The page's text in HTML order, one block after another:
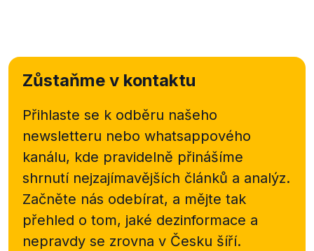
Zůstaňme v kontaktu
Přihlaste se k odběru našeho
newsletteru nebo whatsappového
kanálu, kde pravidelně přinášíme
shrnutí nejzajímavějších článků a analýz.
Začněte nás odebírat, a mějte tak
přehled o tom, jaké dezinformace a
nepravdy se zrovna v Česku šíří.